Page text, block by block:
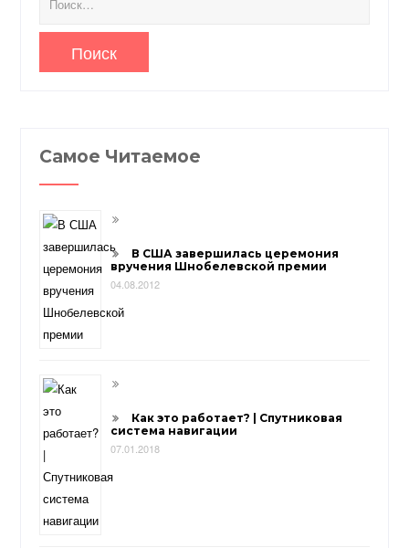
Самое Читаемое
В США завершилась церемония
вручения Шнобелевской премии
04.08.2012
Как это работает? | Спутниковая
система навигации
07.01.2018